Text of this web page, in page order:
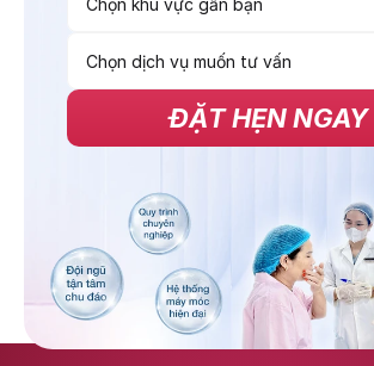
ĐẶT HẸN NGAY